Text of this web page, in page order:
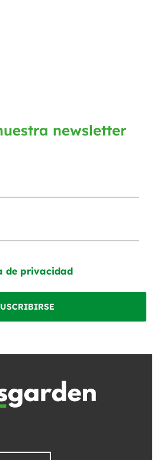
newsletter
de privacidad